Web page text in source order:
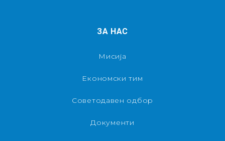
ЗА НАС
Мисија
Економски тим
Советодавен одбор
Документи